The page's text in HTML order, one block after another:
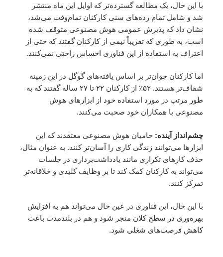
با این حال، یک مطالعه گسترده‌تر که اوایل این ماه منتشر
شد و شامل تمام رده‌های سنی کارکنان تمام‌وقت می‌شد،
نشان داد که پذیرش عمومی هوش مصنوعی متوقف شده
است، به طوری که تقریباً نیمی از کارکنان گفتند که حتی از
اعتراف به استفاده از این فناوری احساس راحتی نمی‌کنند.
اما کارکنان جوان‌تر بر اساس یافته‌های گوگل در این زمینه
شفاف‌تر هستند. ۵۲٪ از کارکنان ۲۲ تا ۲۷ ساله گفتند که به
طور مرتب در مورد استفاده خود از ابزارهای هوش
مصنوعی با همکاران خود صحبت می‌کنند.
چشم‌انداز آینده: حامیان هوش مصنوعی معتقدند که این
ابزارها می‌توانند زندگی کاری را آسان‌تر کنند. به عنوان مثال،
حذف کارهای تکراری مانند یادداشت‌برداری در جلسات
می‌تواند به کارکنان کمک کند تا بر وظایف کلیدی و خلاقانه‌تر
تمرکز کنند.
با این حال، این فناوری در عین حال می‌تواند هم به افزایش
بهره‌وری در سطح کلان منجر شود و هم در بلندمدت باعث
کاهش فرصت‌های شغلی شود.